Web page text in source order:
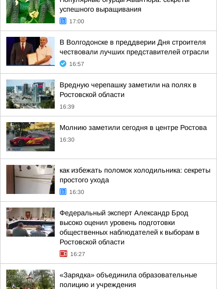
успешного выращивания
17:00
В Волгодонске в преддверии Дня строителя
чествовали лучших представителей отрасли
16:57
Вредную черепашку заметили на полях в
Ростовской области
16:39
Молнию заметили сегодня в центре Ростова
16:30
как избежать поломок холодильника: секреты
простого ухода
16:30
Федеральный эксперт Александр Брод
высоко оценил уровень подготовки
общественных наблюдателей к выборам в
Ростовской области
16:27
«Зарядка» объединила образовательные
полицию и учреждения